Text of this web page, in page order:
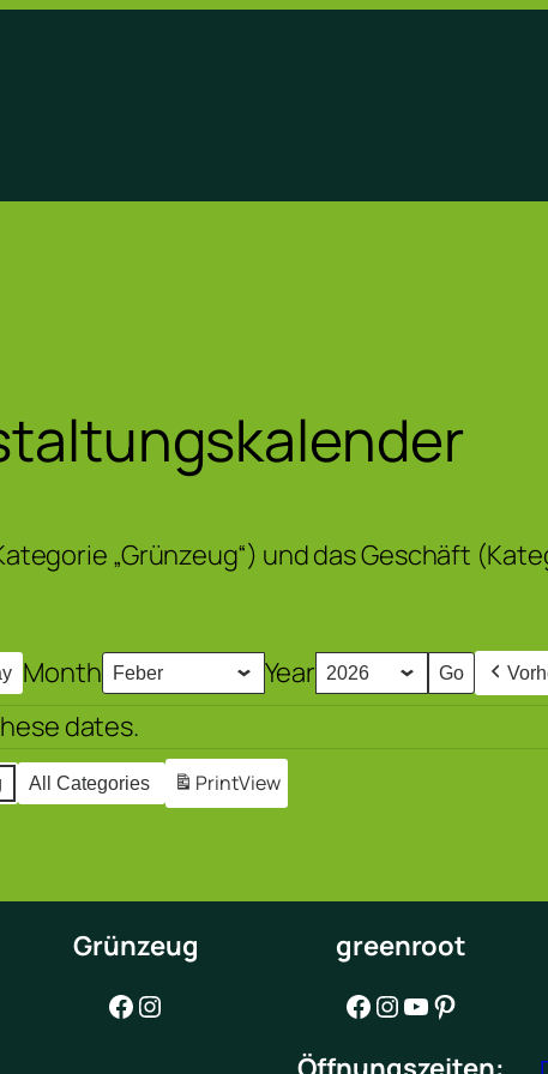
„Grünzeug“) und das Geschäft
Month Year
dates.
All Categories PrintView
Grünzeug
Facebook Instagram
greenroot
Facebook Instagram YouTube Pinterest